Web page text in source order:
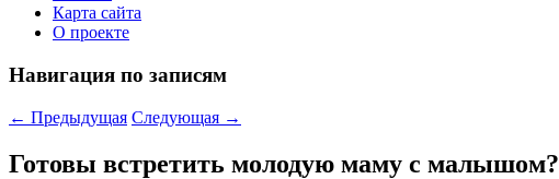
Карта сайта
О проекте
Навигация по записям
← Предыдущая Следующая →
Готовы встретить молодую маму с малышом?